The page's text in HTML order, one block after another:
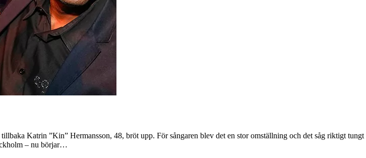
Katrin ”Kin” Hermansson, 48, bröt upp. För sångaren blev det en stor omställning och det såg riktigt tungt
– nu börjar…